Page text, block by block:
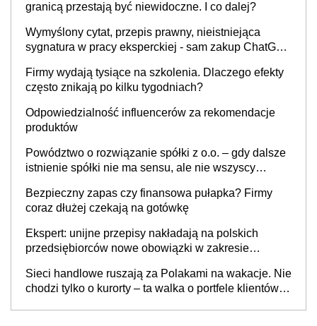
granicą przestają być niewidoczne. I co dalej?
Wymyślony cytat, przepis prawny, nieistniejąca
sygnatura w pracy eksperckiej - sam zakup ChatGPT
Firmy wydają tysiące na szkolenia. Dlaczego efekty
często znikają po kilku tygodniach?
Odpowiedzialność influencerów za rekomendacje
produktów
Powództwo o rozwiązanie spółki z o.o. – gdy dalsze
istnienie spółki nie ma sensu, ale nie wszyscy
Bezpieczny zapas czy finansowa pułapka? Firmy
coraz dłużej czekają na gotówkę
Ekspert: unijne przepisy nakładają na polskich
przedsiębiorców nowe obowiązki w zakresie
Sieci handlowe ruszają za Polakami na wakacje. Nie
chodzi tylko o kurorty – ta walka o portfele klientów